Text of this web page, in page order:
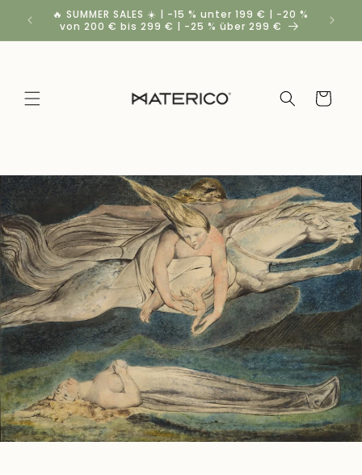
zum
Inhalt
🔥 SUMMER SALES ☀️ | -15 % unter 199 € | -20 %
von 200 € bis 299 € | -25 % über 299 €
Warenkorb